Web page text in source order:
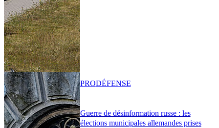
Guerre de désinformation russe : les
élections municipales allemandes prises
PRODÉFENSE